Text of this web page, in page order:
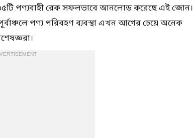
পণ্যবাহী রেক সফলভাবে আনলোড করেছে এই জোন।
পণ্য পরিবহণ ব্যবস্থা এখন আগের চেয়ে অনেক